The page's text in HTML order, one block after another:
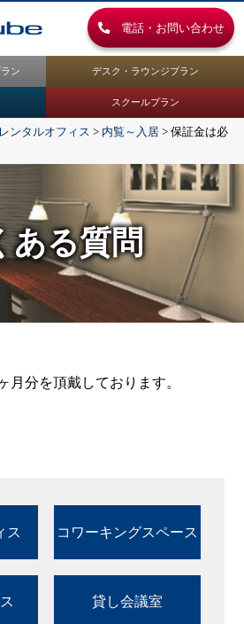
電話・お問い合わせ
ン デスク・ラウンジプラン
スクールプラン
レンタルオフィス > 内覧～入居 > 保証金は必
ある質問
月分を頂戴しております。
ス コワーキングスペース
貸し会議室